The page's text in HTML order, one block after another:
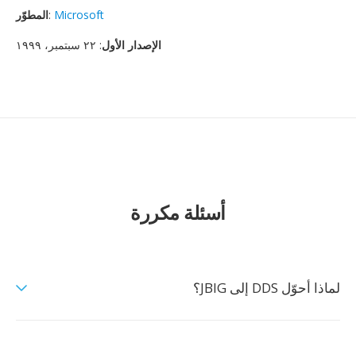
المطوّر: Microsoft
الإصدار الأول: ٢٢ سبتمبر، ١٩٩٩
أسئلة مكررة
لماذا أحوّل DDS إلى JBIG؟